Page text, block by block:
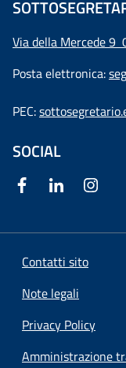
Via della Mercede 9
Posta elettronica:
PEC:
SOCIAL
Contatti sito
Note legali
Privacy Policy
Amministrazione